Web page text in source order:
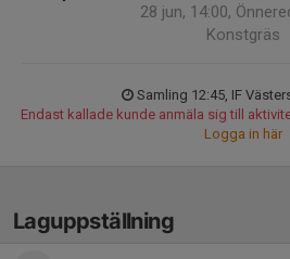
28 jun, 14:00,
Konstgräs
Samling 12:45, IF
Endast kallade kunde anmäla sig till
Logga in här
Laguppställning